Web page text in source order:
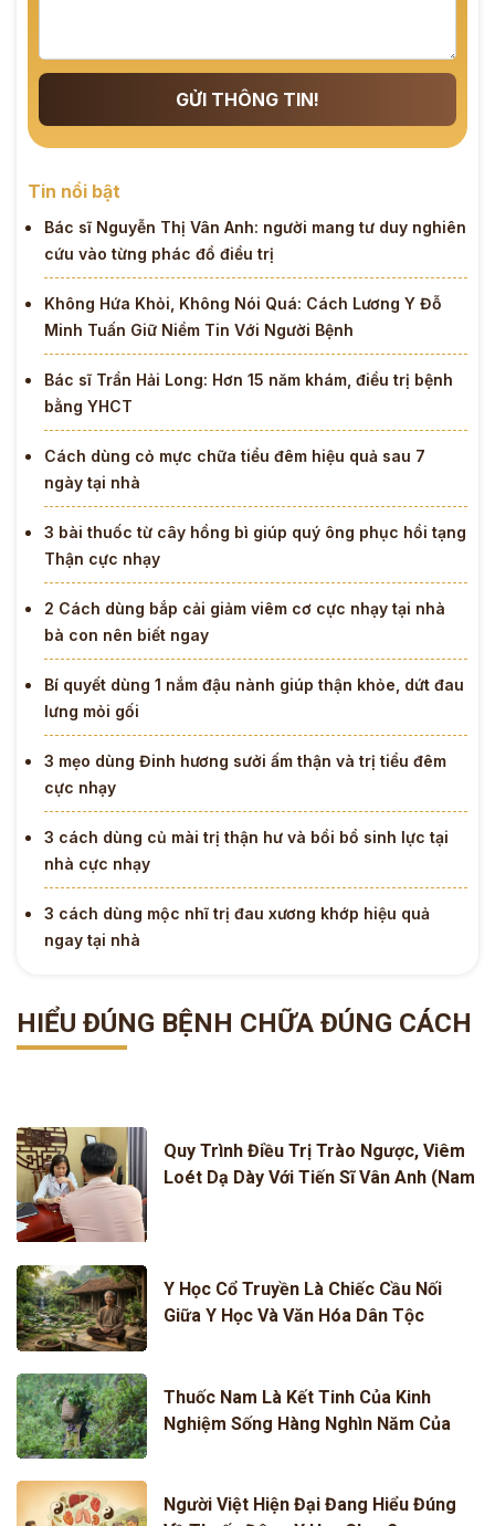
GỬI THÔNG TIN!
Tin nổi bật
Bác sĩ Nguyễn Thị Vân Anh: người mang tư duy nghiên
cứu vào từng phác đồ điều trị
Không Hứa Khỏi, Không Nói Quá: Cách Lương Y Đỗ
Minh Tuấn Giữ Niềm Tin Với Người Bệnh
Bác sĩ Trần Hải Long: Hơn 15 năm khám, điều trị bệnh
bằng YHCT
Cách dùng cỏ mực chữa tiểu đêm hiệu quả sau 7
ngày tại nhà
3 bài thuốc từ cây hồng bì giúp quý ông phục hồi tạng
Thận cực nhạy
2 Cách dùng bắp cải giảm viêm cơ cực nhạy tại nhà
bà con nên biết ngay
Bí quyết dùng 1 nắm đậu nành giúp thận khỏe, dứt đau
lưng mỏi gối
3 mẹo dùng Đinh hương sưởi ấm thận và trị tiểu đêm
cực nhạy
3 cách dùng củ mài trị thận hư và bồi bổ sinh lực tại
nhà cực nhạy
3 cách dùng mộc nhĩ trị đau xương khớp hiệu quả
ngay tại nhà
HIỂU ĐÚNG BỆNH CHỮA ĐÚNG CÁCH
Quy Trình Điều Trị Trào Ngược, Viêm
Loét Dạ Dày Với Tiến Sĩ Vân Anh (Nam
Y Học Cổ Truyền Là Chiếc Cầu Nối
Giữa Y Học Và Văn Hóa Dân Tộc
Thuốc Nam Là Kết Tinh Của Kinh
Nghiệm Sống Hàng Nghìn Năm Của
Người Việt Hiện Đại Đang Hiểu Đúng